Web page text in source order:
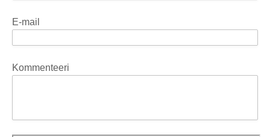
E-mail
Kommenteeri